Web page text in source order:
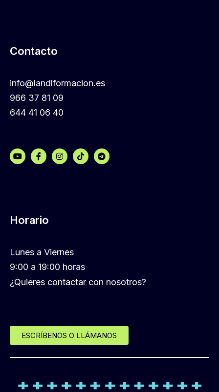
Contacto
info@landlformacion.es
966 37 81 09
644 41 06 40
Horario
Lunes a Viernes
9:00 a 19:00 horas
¿Quieres contactar con nosotros?
ESCRÍBENOS O LLÁMANOS